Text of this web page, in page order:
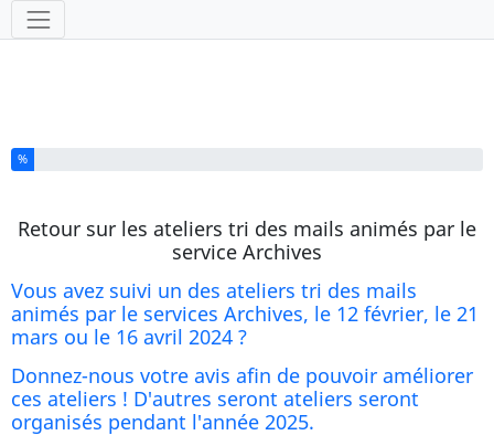
Outils
Vous avez complété % de ce questionnaire.
%
Retour sur les ateliers tri des mails animés par le
service Archives
Vous avez suivi un des ateliers tri des mails
animés par le services Archives, le 12 février, le 21
mars ou le 16 avril 2024 ?
Donnez-nous votre avis afin de pouvoir améliorer
ces ateliers ! D'autres seront ateliers seront
organisés pendant l'année 2025.